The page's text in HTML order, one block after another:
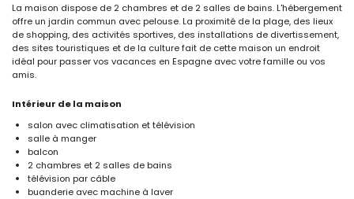
La maison dispose de 2 chambres et de 2 salles de bains. L'hébergement
offre un jardin commun avec pelouse. La proximité de la plage, des lieux
de shopping, des activités sportives, des installations de divertissement,
des sites touristiques et de la culture fait de cette maison un endroit
idéal pour passer vos vacances en Espagne avec votre famille ou vos
amis.
Intérieur de la maison
salon avec climatisation et télévision
salle à manger
balcon
2 chambres et 2 salles de bains
télévision par câble
buanderie avec machine à laver